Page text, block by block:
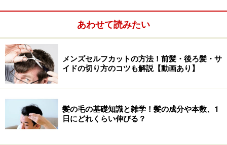
理由は海藻類に含まれる食物成分に隠されています。
あわせて読みたい
メンズセルフカットの方法！前髪・後ろ髪・サ
イドの切り方のコツも解説【動画あり】
髪の毛の基礎知識と雑学！髪の成分や本数、1
日にどれくらい伸びる？